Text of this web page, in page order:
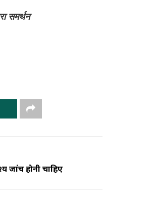
समर्थन
जांच होनी चाहिए